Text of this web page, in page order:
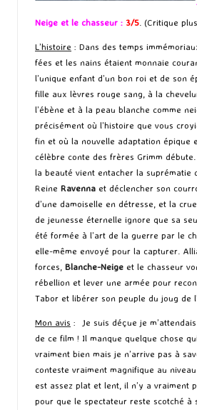
Neige et le chasseur : 3/5. (Critique
L’histoire : Dans des temps
fées et les nains étaient monnaie
l’unique enfant d’un bon roi et de son
fille aux lèvres rouge sang, à la
l’ébène et à la peau blanche comme
précisément où l’histoire que vous
fin et où la nouvelle adaptation épique
célèbre conte des frères Grimm
la beauté vient entacher la suprématie
Reine Ravenna et déclencher son
d’une damoiselle en détresse, et la
de jeunesse éternelle ignore que sa
été formée à l’art de la guerre par le
elle-même envoyé pour la capturer.
forces, Blanche-Neige et le chasseur
rébellion et lever une armée pour
Tabor et libérer son peuple du joug de
Mon avis : Je suis déçue je
de ce film ! Il manque quelque chose
vraiment bien mais je n’arrive pas à
conteste vraiment magnifique au
est assez plat et lent, il n’y a vraiment
pour que le spectateur reste scotché à